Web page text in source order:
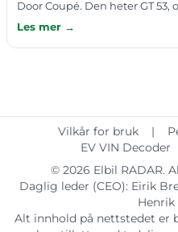
Door Coupé. Den heter GT 53,
variantene, er den langt fra
…
Les mer →
Vilkår for bruk |
EV VIN Decoder
© 2026 Elbil RADAR.
Daglig leder (CEO): Eirik
Alt innhold på nettstedet er